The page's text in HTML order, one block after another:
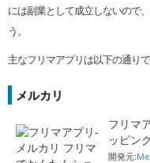
には副業として成立しないので
う。
主なフリマアプリは以下の通りで
メルカリ
フリマ
ッピン
開発元: